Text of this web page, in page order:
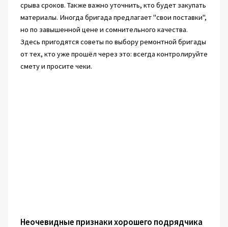
срыва сроков. Также важно уточнить, кто будет закупать
материалы. Иногда бригада предлагает "свои поставки",
но по завышенной цене и сомнительного качества.
Здесь пригодятся советы по выбору ремонтной бригады
от тех, кто уже прошёл через это: всегда контролируйте
смету и просите чеки.
Неочевидные признаки хорошего подрядчика